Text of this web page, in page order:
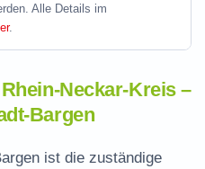
Alle Details im
.
Neckar-Kreis –
Bargen
ist die zuständige